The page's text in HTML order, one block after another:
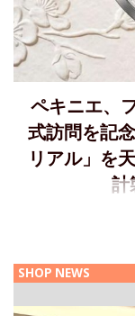
ペキニエ、
式訪問を記
リアル」を
計
フレンチ マニュ
インペリアル」
マニュファクチ
SHOP NEWS